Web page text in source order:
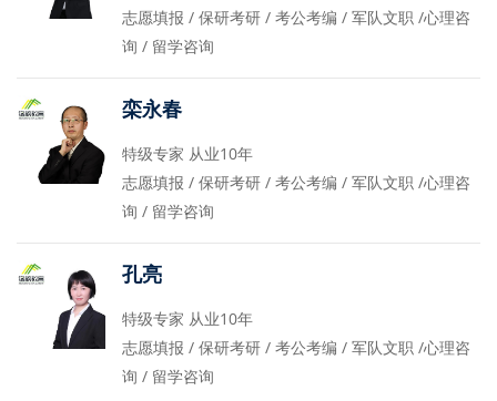
志愿填报 / 保研考研 / 考公考编 / 军队文职 /心理咨
询 / 留学咨询
栾永春
特级专家 从业10年
志愿填报 / 保研考研 / 考公考编 / 军队文职 /心理咨
询 / 留学咨询
孔亮
特级专家 从业10年
志愿填报 / 保研考研 / 考公考编 / 军队文职 /心理咨
询 / 留学咨询